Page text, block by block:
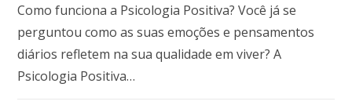
Como funciona a Psicologia Positiva? Você já se
perguntou como as suas emoções e pensamentos
diários refletem na sua qualidade em viver? A
Psicologia Positiva…